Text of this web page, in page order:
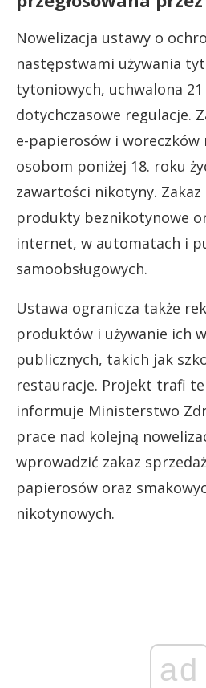
Nowelizacja ustawy o
następstwami używania
tytoniowych, uchwalona
dotychczasowe regulacje.
e-papierosów i woreczków
osobom poniżej 18. roku
zawartości nikotyny.
produkty beznikotynowe
internet, w automatach i
samoobsługowych.
Ustawa ogranicza także
produktów i używanie ich
publicznych, takich jak
restauracje. Projekt trafi
informuje Ministerstwo
prace nad kolejną
wprowadzić zakaz
papierosów oraz
nikotynowych.
ad